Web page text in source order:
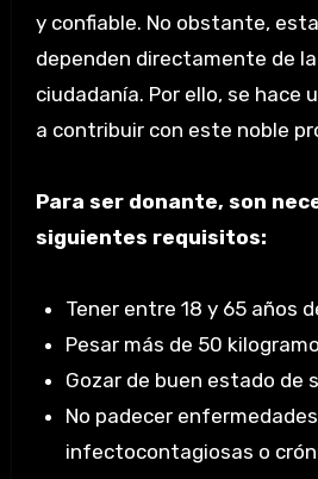
y confiable. No obstante,
dependen directamente de
ciudadanía. Por ello, se hace
a contribuir con este noble
Para ser donante, son
siguientes requisitos:
Tener entre 18 y 65 años
Pesar más de 50
Gozar de buen estado de
No padecer enfermedades
infectocontagiosas o